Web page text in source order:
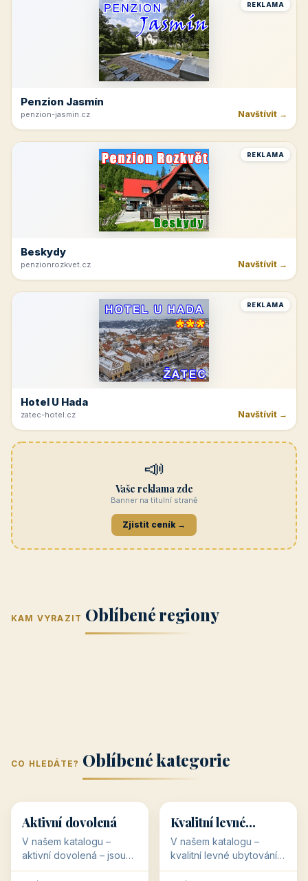
REKLAMA
Penzion Jasmín
penzion-jasmin.cz Navštívit →
REKLAMA
Beskydy
penzionrozkvet.cz Navštívit →
REKLAMA
Hotel U Hada
zatec-hotel.cz Navštívit →
📣
Vaše reklama zde
Banner na titulní straně
Zjistit ceník →
KAM VYRAZIT Oblíbené regiony
(Jihomoravský
kraj)
kraj)
Zlínský kraj Žilinský
Karlovarský
Střední Čechy
(Středočeský
CO HLEDÁTE? Oblíbené kategorie
🥾 36 objektů
Aktivní dovolená
V našem katalogu –
aktivní dovolená – jsou
pro Vás připraveny
💰
💰
34 objektů
Kvalitní levné
ubytování
V našem katalogu –
kvalitní levné ubytování –
jsou pro Vás připraveny